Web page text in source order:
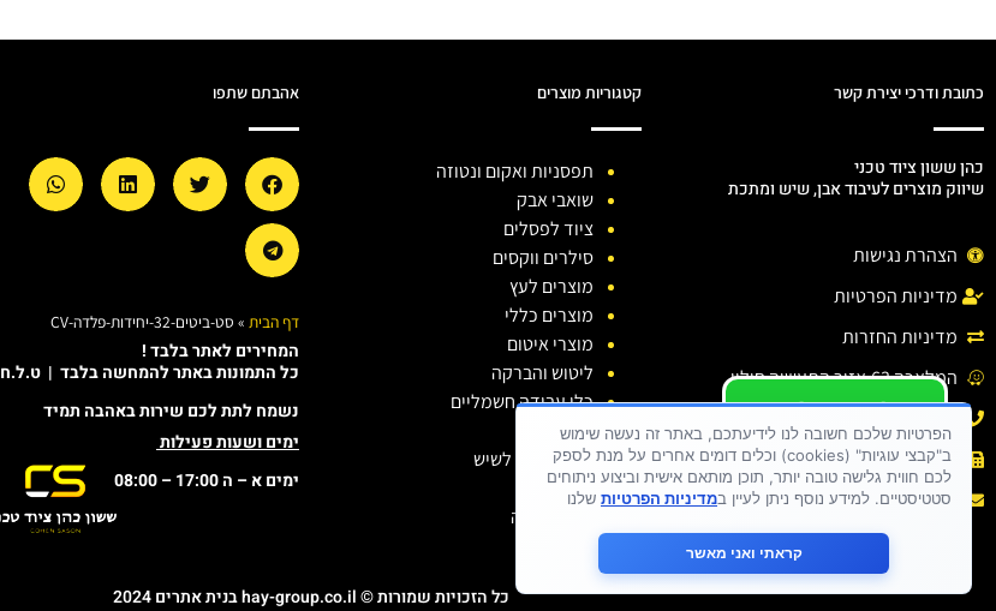
כתובת ודרכי יצירת קשר
כהן ששון ציוד טכני
שיווק מוצרים לעיבוד אבן, שיש ומתכת
הצהרת נגישות
מדיניות הפרטיות
מדיניות החזרות
המלאכה 63,אזור התעשיה חולון.
פקס : 03-6138810
אימייל :sason.cohen26@gmail.com
קטגוריות מוצרים
תפסניות ואקום ונטוזה
שואבי אבק
ציוד לפסלים
סילרים ווקסים
מוצרים לעץ
מוצרים כללי
מוצרי איטום
ליטוש והברקה
כלי עבודה חשמליים
כלי יהלום
חומרי ניקוי לשיש
דבקים
בגדי עבודה
אהבתם שתפו
דף הבית » סט-ביטים-32-יחידות-פלדה-CV
המחירים לאתר בלבד !
כל התמונות באתר להמחשה בלבד | ט.ל.ח
נשמח לתת לכם שירות באהבה תמיד
ימים ושעות פעילות
ימים א – ה 17:00 – 08:00
יש לכם שאלה ?
יש לכם בעיה ?
כתבו לנו
כל הזכויות שמורות © hay-group.co.il בנית אתרים 2024
הפרטיות שלכם חשובה לנו לידיעתכם, באתר זה נעשה שימוש
ב"קבצי עוגיות" (cookies) וכלים דומים אחרים על מנת לספק
לכם חווית גלישה טובה יותר, תוכן מותאם אישית וביצוע ניתוחים
סטטיסטיים. למידע נוסף ניתן לעיין במדיניות הפרטיות שלנו
קראתי ואני מאשר